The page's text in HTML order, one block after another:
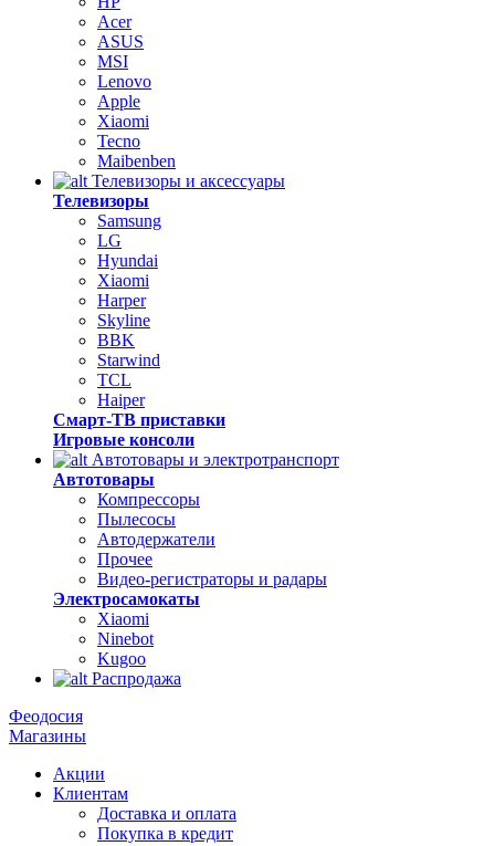
Acer
ASUS
MSI
Lenovo
Apple
Xiaomi
Tecno
Maibenben
Телевизоры и аксессуары
Телевизоры
Samsung
LG
Hyundai
Xiaomi
Harper
Skyline
BBK
Starwind
TCL
Haiper
Смарт-ТВ приставки
Игровые консоли
Автотовары и электротранспорт
Автотовары
Компрессоры
Пылесосы
Автодержатели
Прочее
Видео-регистраторы и радары
Электросамокаты
Xiaomi
Ninebot
Kugoo
Распродажа
Феодосия
Магазины
Акции
Клиентам
Доставка и оплата
Покупка в кредит